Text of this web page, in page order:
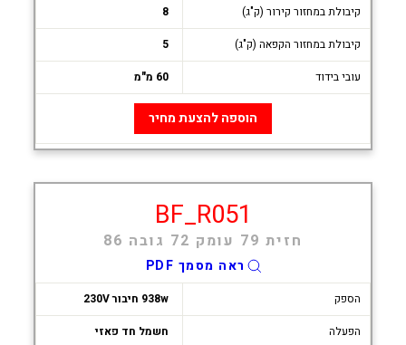
קיבולת במחזור קירור (ק"ג)
8
קיבולת במחזור הקפאה (ק"ג)
5
עובי בידוד
60 מ"מ
הוספה להצעת מחיר
BF_R051
חזית 79 עומק 72 גובה 86
ראה מסמך PDF
הספק
938w חיבור 230V
הפעלה
חשמל חד פאזי